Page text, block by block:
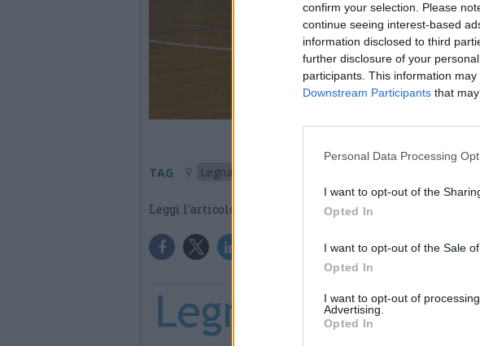
confirm your selection. Please
continue seeing interest-based
information disclosed to third
further disclosure of your
participants. This information
Downstream Participants that
Personal Data Processing
I want to opt-out of the
Opted In
I want to opt-out of the Sale
Opted In
I want to opt-out of
Advertising.
Opted In
TAG
Legnano
Leggi l'articolo: Legnano Basket chiude la stagione